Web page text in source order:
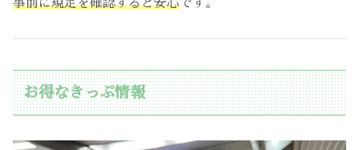
事前に規定を確認すると安心です。
お得なきっぷ情報